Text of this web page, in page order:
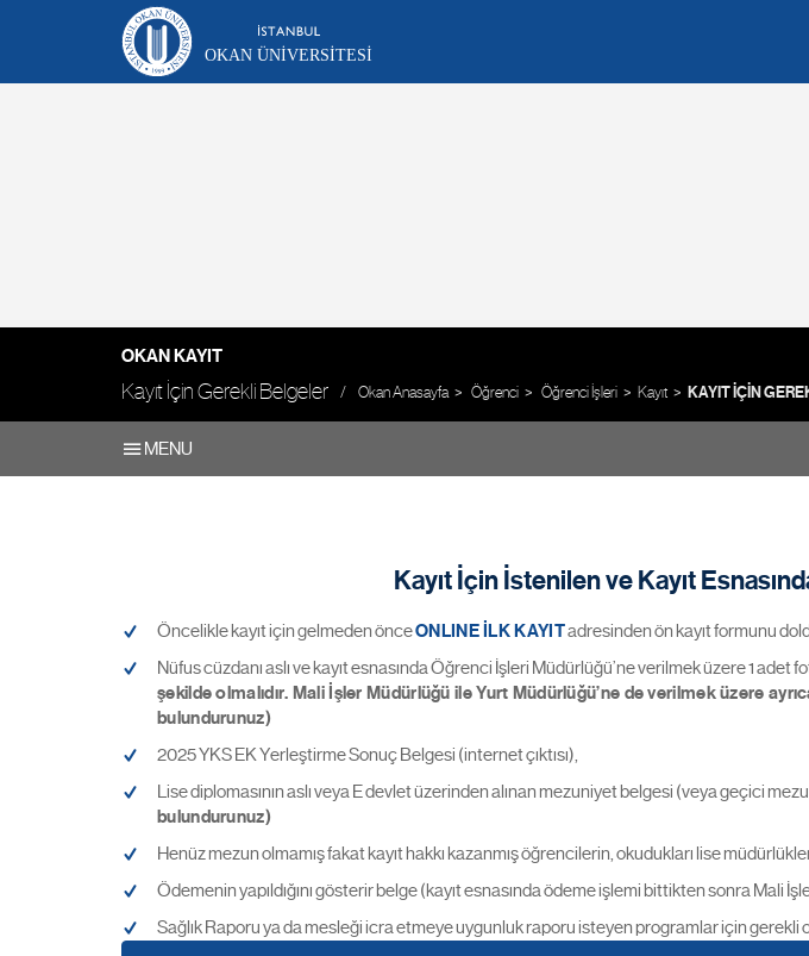
OKAN ÜNIVERSITESI
OKAN KAYIT
Kayıt İçin Gerekli Belgeler Okan Anasayfa Öğrenci Öğrenci İşleri Kayıt KAYIT İÇİN
MENU
Kayıt İçin İstenilen ve Kayıt
Öncelikle kayıt için gelmeden önceONLINE İLK KAYITadresinden ön kayıt formunu
Nüfus cüzdanı aslı ve kayıt esnasında Öğrenci İşleri Müdürlüğü’ne verilmek üzere 1 adet
şekilde olmalıdır. Mali İşler Müdürlüğü ile Yurt Müdürlüğü’ne de verilmek üzere
bulundurunuz)
2025 YKS EK Yerleştirme Sonuç Belgesi (internet çıktısı),
Lise diplomasının aslı veya E devlet üzerinden alınan mezuniyet belgesi (veya geçici
bulundurunuz)
Henüz mezun olmamış fakat kayıt hakkı kazanmış öğrencilerin, okudukları lise
Ödemenin yapıldığını gösterir belge (kayıt esnasında ödeme işlemi bittikten sonra Mali
Sağlık Raporu ya da mesleği icra etmeye uygunluk raporu isteyen programlar için gerekli